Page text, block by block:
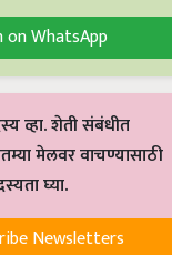
on WhatsApp
व्हा. शेती संबंधीत
मेलवर वाचण्यासाठी
घ्या.
Newsletters